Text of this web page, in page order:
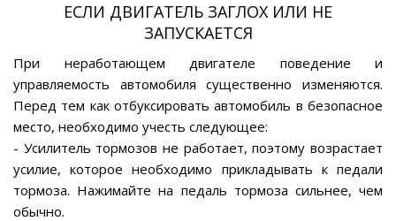
ЕСЛИ ДВИГАТЕЛЬ ЗАГЛОХ ИЛИ НЕ
ЗАПУСКАЕТСЯ
При неработающем двигателе поведение и
управляемость автомобиля существенно изменяются.
Перед тем как отбуксировать автомобиль в безопасное
место, необходимо учесть следующее:
- Усилитель тормозов не работает, поэтому возрастает
усилие, которое необходимо прикладывать к педали
тормоза. Нажимайте на педаль тормоза сильнее, чем
обычно.